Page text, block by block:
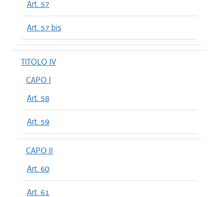
Art. 57
Art. 57 bis
TITOLO IV
CAPO I
Art. 58
Art. 59
CAPO II
Art. 60
Art. 61